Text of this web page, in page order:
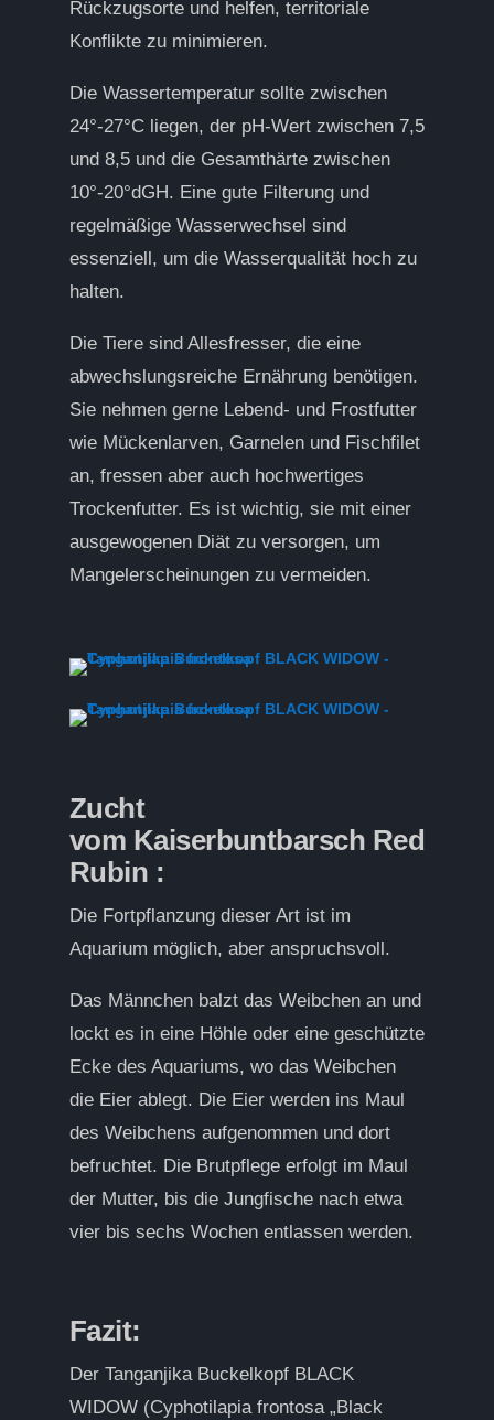
Rückzugsorte und helfen, territoriale
Konflikte zu minimieren.
Die Wassertemperatur sollte zwischen
24°-27°C liegen, der pH-Wert zwischen 7,5
und 8,5 und die Gesamthärte zwischen
10°-20°dGH. Eine gute Filterung und
regelmäßige Wasserwechsel sind
essenziell, um die Wasserqualität hoch zu
halten.
Die Tiere sind Allesfresser, die eine
abwechslungsreiche Ernährung benötigen.
Sie nehmen gerne Lebend- und Frostfutter
wie Mückenlarven, Garnelen und Fischfilet
an, fressen aber auch hochwertiges
Trockenfutter. Es ist wichtig, sie mit einer
ausgewogenen Diät zu versorgen, um
Mangelerscheinungen zu vermeiden.
Zucht
vom Kaiserbuntbarsch Red
Rubin :
Die Fortpflanzung dieser Art ist im
Aquarium möglich, aber anspruchsvoll.
Das Männchen balzt das Weibchen an und
lockt es in eine Höhle oder eine geschützte
Ecke des Aquariums, wo das Weibchen
die Eier ablegt. Die Eier werden ins Maul
des Weibchens aufgenommen und dort
befruchtet. Die Brutpflege erfolgt im Maul
der Mutter, bis die Jungfische nach etwa
vier bis sechs Wochen entlassen werden.
Fazit:
Der Tanganjika Buckelkopf BLACK
WIDOW (Cyphotilapia frontosa „Black